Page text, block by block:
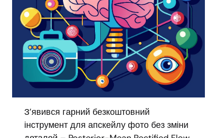
З’явився гарний безкоштовний
інструмент для апскейлу фото без зміни